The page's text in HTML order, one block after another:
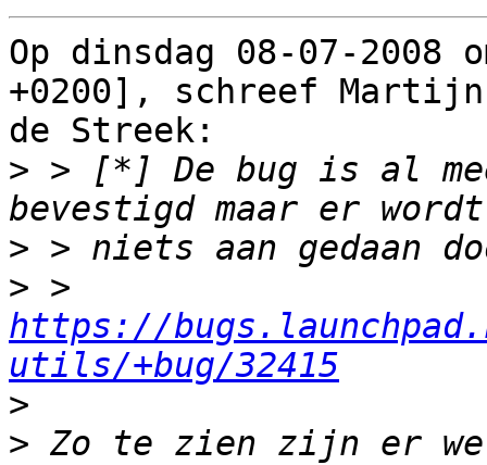
Op dinsdag 08-07-
+0200], schreef
de Streek:
> > [*] De bug is al
>
>
https://
utils/+bug/32415
>
> Zo te zien zijn er wel